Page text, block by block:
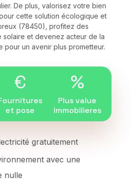
De plus, valorisez votre bien
cette solution écologique et
(78450), profitez des
et devenez acteur de la
pour un avenir plus prometteur.
€
et pose
%
Plus value
Immobilieres
gratuitement
avec une
nulle